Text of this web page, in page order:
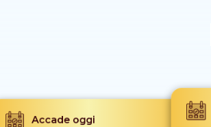
Accade oggi